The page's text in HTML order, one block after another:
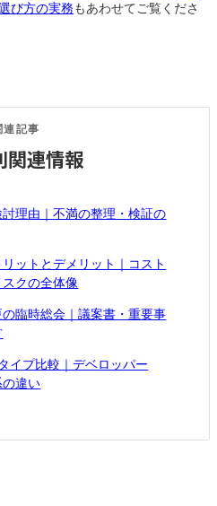
び方の実務もあわせてご覧くださ
連記事
関連情報
理由｜不満の整理・検証の
ットとデメリット｜コスト
クの全体像
臨時総会｜議案書・重要事
イプ比較｜デベロッパー
違い